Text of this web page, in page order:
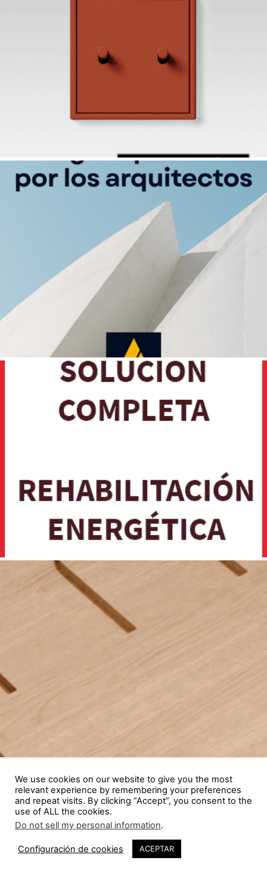
We use cookies on our website to give you the most
relevant experience by remembering your preferences
and repeat visits. By clicking “Accept”, you consent to the
use of ALL the cookies.
Do not sell my personal information.
Configuración de cookies ACEPTAR